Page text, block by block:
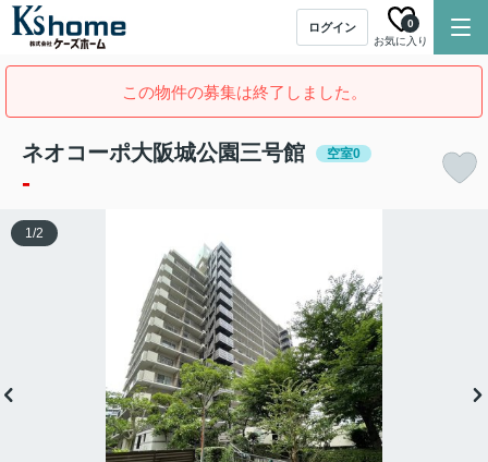
ログイン
お気に入り
0
この物件の募集は終了しました。
ネオコーポ大阪城公園三号館 空室0
-
1/2